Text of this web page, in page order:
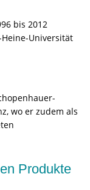
bis 2012
Universität
wo er zudem als
Produkte